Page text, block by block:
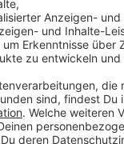
Münster ist 60
zu Wartezeiten
geliefert. Auch
werden –
Infos zur